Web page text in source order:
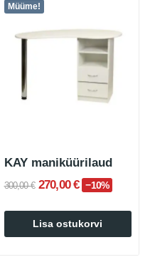
Müüme!
KAY maniküürilaud
300,00 € 270,00 € −10%
Lisa ostukorvi